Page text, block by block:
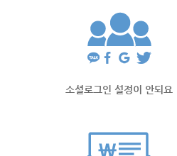
소셜로그인 설정이 안되요